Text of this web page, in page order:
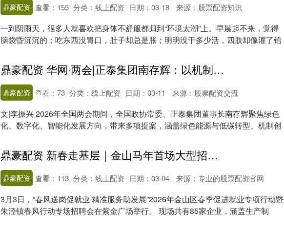
鼎豪配资 日期：03-18 来源：股票配资知识
查看： 155 分类： 线上配资
一到阴雨天，很多人就喜欢把身体不舒服都归到“环境太潮”上。早晨起不来，觉得
脑袋昏沉沉的；吃东西没胃口，肚子却总是胀；明明没干多少活，四肢却像灌了铅
鼎豪配资 华网·两会|正泰集团南存辉：以机制创新与技术突破推动双碳落地
鼎豪配资 日期：03-11 来源：股票配资交流
查看： 73 分类： 线上配资
文|李振兴 2026年全国两会期间，全国政协常委、正泰集团董事长南存辉聚焦绿色
化、数字化、智能化发展方向，带来多项提案，涵盖绿色能源与低碳转型、机制创
鼎豪配资 新春走基层｜金山马年首场大型招聘火热举行
鼎豪配资 日期：03-04 来源：专业的股票配资官网
查看： 113 分类： 线上配资
3月3日，“春风送岗促就业 精准服务助发展”2026年金山区春季促进就业专项行动暨
朱泾镇春风行动专场招聘会在紫金广场举行。 现场共有85家企业，涵盖生产制